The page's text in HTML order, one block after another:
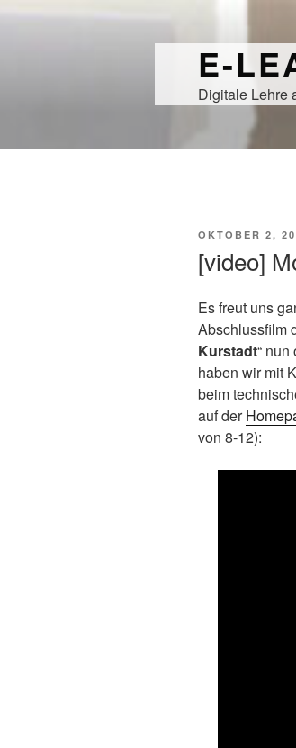
E-
Digitale Lehre
OKTOBER 2,
[video]
Es freut uns
Abschlussfilm
Kurstadt“
haben wir mit
beim
auf der
von 8-12):